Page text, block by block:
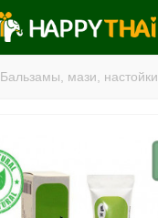
Бальзамы, мази, настойки